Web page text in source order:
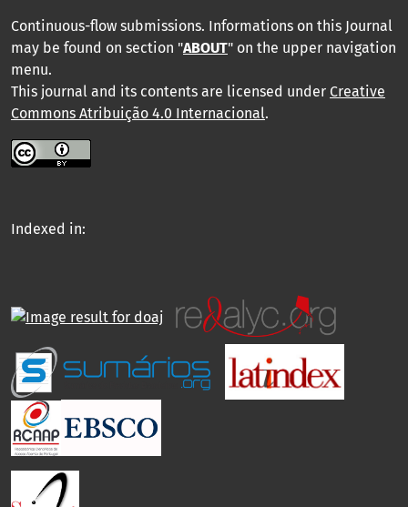
Continuous-flow submissions. Informations on this Journal
may be found on section "ABOUT" on the upper navigation
menu.
This journal and its contents are licensed under Creative
Commons Atribuição 4.0 Internacional.
Indexed in: